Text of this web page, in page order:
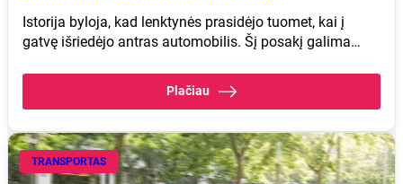
Istorija byloja, kad lenktynės prasidėjo tuomet, kai į
gatvę išriedėjo antras automobilis. Šį posakį galima…
Plačiau
TRANSPORTAS